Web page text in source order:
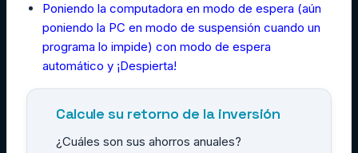
Poniendo la computadora en modo de espera (aún
poniendo la PC en modo de suspensión cuando un
programa lo impide) con modo de espera
automático y ¡Despierta!
Calcule su retorno de la inversión
¿Cuáles son sus ahorros anuales?